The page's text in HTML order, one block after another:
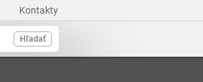
Kontakty
Hľadať